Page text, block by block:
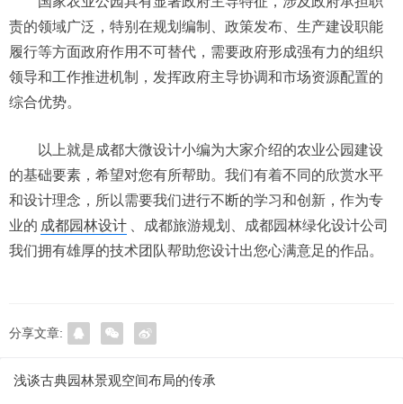
责的领域广泛，特别在规划编制、政策发布、生产建设职能
履行等方面政府作用不可替代，需要政府形成强有力的组织
领导和工作推进机制，发挥政府主导协调和市场资源配置的
综合优势。
以上就是成都大微设计小编为大家介绍的农业公园建设
的基础要素，希望对您有所帮助。我们有着不同的欣赏水平
和设计理念，所以需要我们进行不断的学习和创新，作为专
业的 成都园林设计
、成都旅游规划、成都园林绿化设计公司
我们拥有雄厚的技术团队帮助您设计出您心满意足的作品。
分享文章:
浅谈古典园林景观空间布局的传承